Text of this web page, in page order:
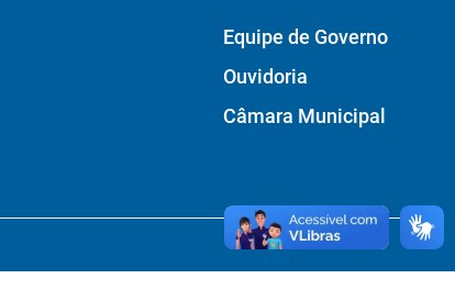
Equipe de Governo
Ouvidoria
Câmara Municipal